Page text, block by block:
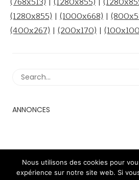
(1280x855) | (1000x668) |
(400x267) | (200x170) |
ANNONCES
2018 - 2023 ©
Nous utilisons des cookies pour
expérience sur notre site web. Si